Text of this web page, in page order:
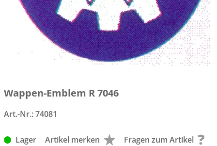
Wappen-Emblem R 7046
Art.-Nr.:74081
Lager Artikel merken Fragen zum Artikel